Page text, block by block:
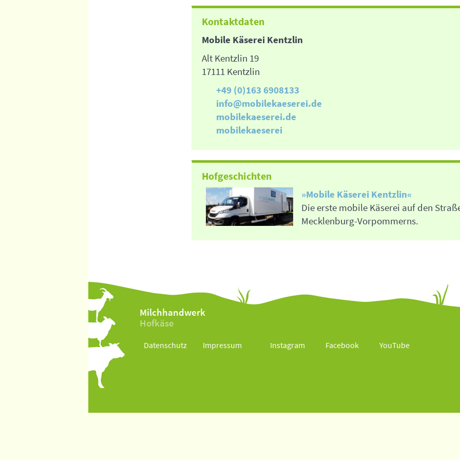
Kontaktdaten
Mobile Käserei Kentzlin
Alt Kentzlin 19
17111 Kentzlin
+49 (0)163 6908133
info@mobilekaeserei.de
mobilekaeserei.de
mobilekaeserei
Hofgeschichten
»Mobile Käserei Kentzlin«
Die erste mobile Käserei auf den
Mecklenburg-Vorpommerns.
Milchhandwerk
Hofkäse
Datenschutz Impressum Instagram Facebook YouTube